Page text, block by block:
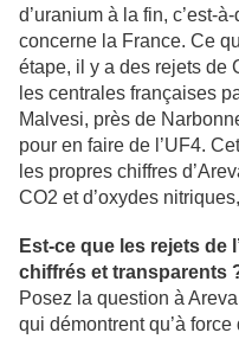
d’uranium à la fin, c’est-
concerne la France. Ce
étape, il y a des rejets de
les centrales françaises
Malvesi, près de
pour en faire de l’UF4.
les propres chiffres
CO2 et d’oxydes
Est-ce que les rejets de
chiffrés et transparents
Posez la question à
qui démontrent qu’à